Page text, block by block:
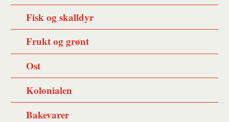
Fisk og skalldyr
Frukt og grønt
Ost
Kolonialen
Bakevarer